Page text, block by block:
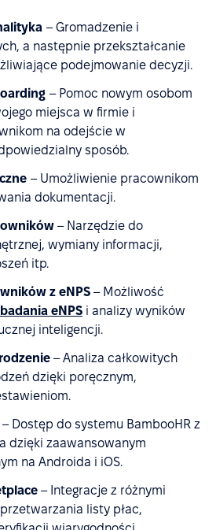
– Gromadzenie i
a następnie przekształcanie
podejmowanie decyzji.
– Pomoc nowym osobom
miejsca w firmie i
na odejście w
sposób.
– Umożliwienie pracownikom
dokumentacji.
– Narzędzie do
wymiany informacji,
itp.
z eNPS – Możliwość
badania eNPS i analizy wyników
inteligencji.
– Analiza całkowitych
dzięki poręcznym,
– Dostęp do systemu BambooHR z
dzięki zaawansowanym
na Androida i iOS.
– Integracje z różnymi
listy płac,